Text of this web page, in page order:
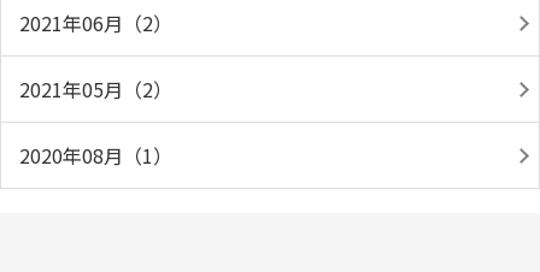
2021年06月（2）
2021年05月（2）
2020年08月（1）